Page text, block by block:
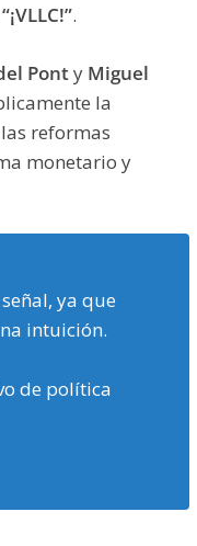
“¡VLLC!”.
Ponty Miguel
la
reformas
monetario y
ya que
intuición.
de política